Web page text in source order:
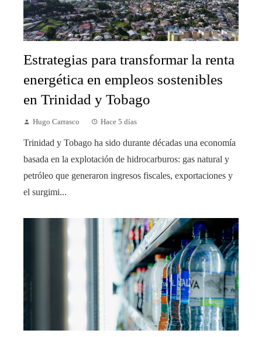
Estrategias para transformar la renta
energética en empleos sostenibles
en Trinidad y Tobago
Hugo Carrasco Hace 5 días
Trinidad y Tobago ha sido durante décadas una economía
basada en la explotación de hidrocarburos: gas natural y
petróleo que generaron ingresos fiscales, exportaciones y
el surgimi...